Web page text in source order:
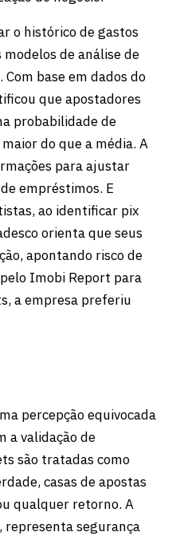
o histórico de gastos
de análise de
base em dados do
que apostadores
probabilidade de
do que a média. A
para ajustar
empréstimos. E
ao identificar pix
orienta que seus
apontando risco de
Imobi Report para
a empresa preferiu
percepção equivocada
a validação de
são tratadas como
casas de apostas
qualquer retorno. A
representa segurança